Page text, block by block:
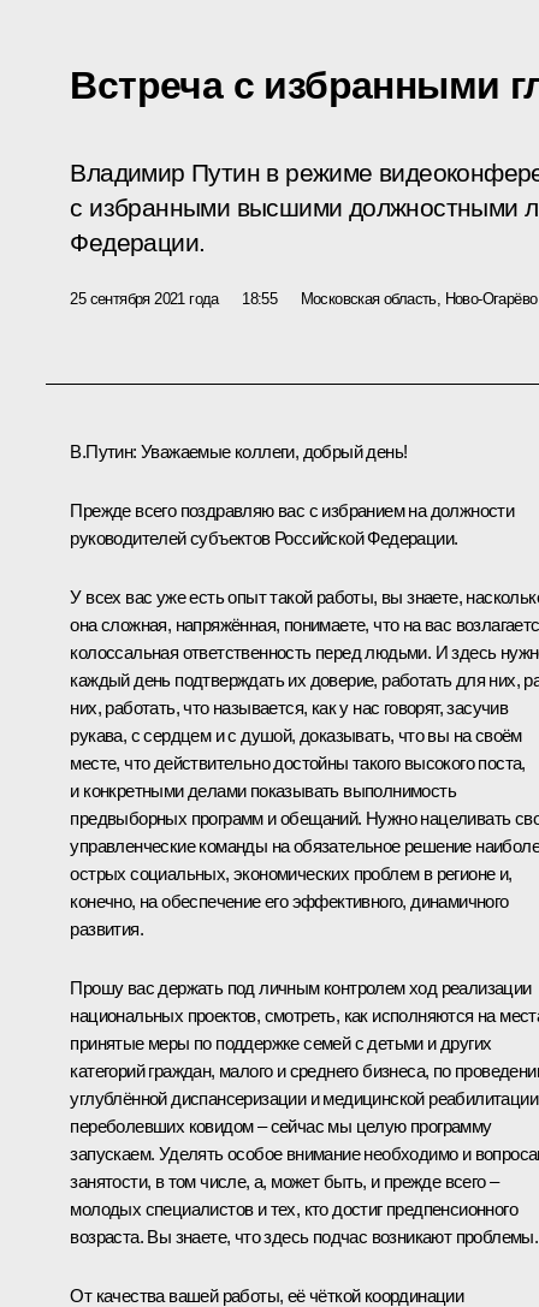
Встреча с избранными
Владимир Путин в режиме
с избранными высшими должностными
Федерации.
25 сентября 2021 года 18:55 Московская область, Ново-Огарёво
В.Путин: Уважаемые коллеги, добрый день!
Прежде всего поздравляю вас с избранием на должности
руководителей субъектов Российской Федерации.
У всех вас уже есть опыт такой работы, вы знаете,
она сложная, напряжённая, понимаете, что на вас
колоссальная ответственность перед людьми. И здесь
каждый день подтверждать их доверие, работать для них,
них, работать, что называется, как у нас говорят, засучив
рукава, с сердцем и с душой, доказывать, что вы на своём
месте, что действительно достойны такого высокого поста,
и конкретными делами показывать выполнимость
предвыборных программ и обещаний. Нужно нацеливать
управленческие команды на обязательное решение
острых социальных, экономических проблем в регионе и,
конечно, на обеспечение его эффективного, динамичного
развития.
Прошу вас держать под личным контролем ход реализации
национальных проектов, смотреть, как исполняются на
принятые меры по поддержке семей с детьми и других
категорий граждан, малого и среднего бизнеса, по
углублённой диспансеризации и медицинской реабилитации
переболевших ковидом – сейчас мы целую программу
запускаем. Уделять особое внимание необходимо и
занятости, в том числе, а, может быть, и прежде всего –
молодых специалистов и тех, кто достиг предпенсионного
возраста. Вы знаете, что здесь подчас возникают проблемы.
От качества вашей работы, её чёткой координации